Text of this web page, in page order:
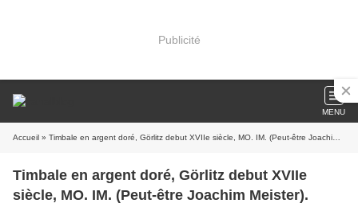
Publicité
MENU
Accueil » Timbale en argent doré, Görlitz debut XVIIe siècle, MO. IM. (Peut-être Joachim Meister).
Timbale en argent doré, Görlitz debut XVIIe
siècle, MO. IM. (Peut-être Joachim Meister).